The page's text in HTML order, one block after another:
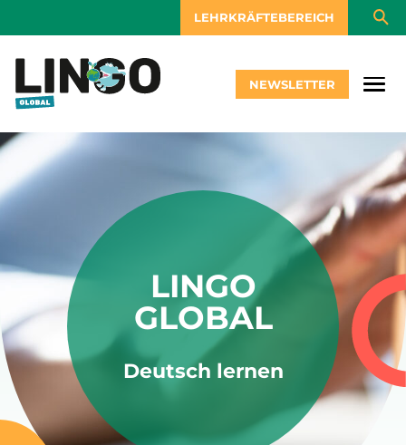
LEHRKRÄFTEBEREICH
NEWSLETTER
LINGO
GLOBAL
Deutsch lernen